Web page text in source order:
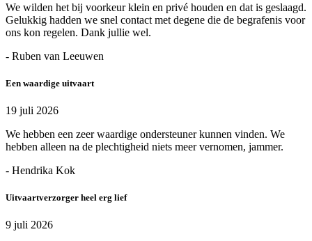
We wilden het bij voorkeur klein en privé houden en dat is geslaagd.
Gelukkig hadden we snel contact met degene die de begrafenis voor
ons kon regelen. Dank jullie wel.
- Ruben van Leeuwen
Een waardige uitvaart
19 juli 2026
We hebben een zeer waardige ondersteuner kunnen vinden. We
hebben alleen na de plechtigheid niets meer vernomen, jammer.
- Hendrika Kok
Uitvaartverzorger heel erg lief
9 juli 2026